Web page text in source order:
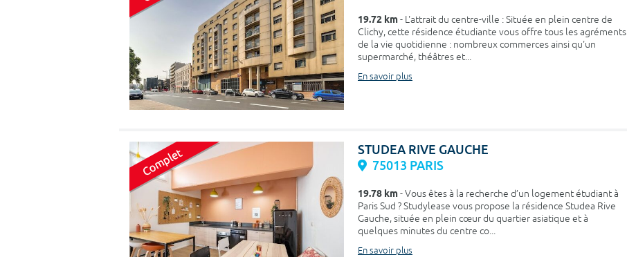
19.72 km- L'attrait du centre-ville : Située en plein centre de
Clichy, cette résidence étudiante vous offre tous les agréments
de la vie quotidienne : nombreux commerces ainsi qu'un
supermarché, théâtres et...
En savoir plus
STUDEA RIVE GAUCHE
75013 PARIS
19.78 km- Vous êtes à la recherche d’un logement étudiant à
Paris Sud ? Studylease vous propose la résidence Studea Rive
Gauche, située en plein cœur du quartier asiatique et à
quelques minutes du centre co...
En savoir plus